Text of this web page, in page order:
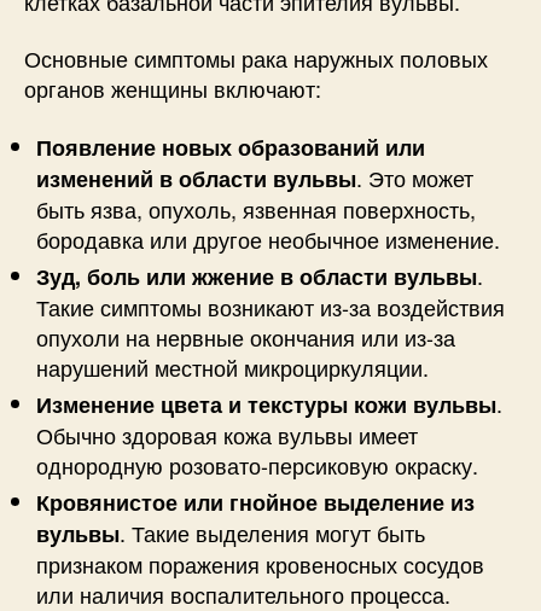
Основные симптомы рака наружных половых
органов женщины включают:
Появление новых образований или
изменений в области вульвы. Это может
быть язва, опухоль, язвенная поверхность,
бородавка или другое необычное изменение.
Зуд, боль или жжение в области вульвы.
Такие симптомы возникают из-за воздействия
опухоли на нервные окончания или из-за
нарушений местной микроциркуляции.
Изменение цвета и текстуры кожи вульвы.
Обычно здоровая кожа вульвы имеет
однородную розовато-персиковую окраску.
Кровянистое или гнойное выделение из
вульвы. Такие выделения могут быть
признаком поражения кровеносных сосудов
или наличия воспалительного процесса.